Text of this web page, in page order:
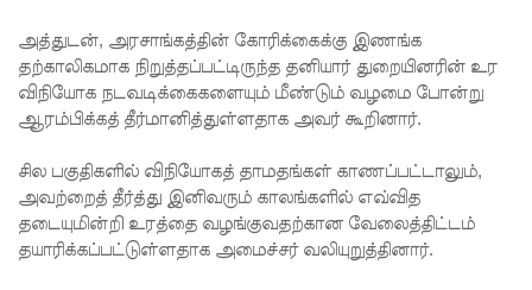
அறிக்கை
ஜனாதிபதி
கட்டார்
சாரிட்டியி
அத்துடன், அரசாங்கத்தின் கோரிக்கைக்கு இணங்க
தற்காலிகமாக நிறுத்தப்பட்டிருந்த தனியார் துறையினரின் உர
விநியோக நடவடிக்கைகளையும் மீண்டும் வழமை போன்று
ஆரம்பிக்கத் தீர்மானித்துள்ளதாக அவர் கூறினார்.
சில பகுதிகளில் விநியோகத் தாமதங்கள் காணப்பட்டாலும்,
அவற்றைத் தீர்த்து இனிவரும் காலங்களில் எவ்வித
தடையுமின்றி உரத்தை வழங்குவதற்கான வேலைத்திட்டம்
தயாரிக்கப்பட்டுள்ளதாக அமைச்சர் வலியுறுத்தினார்.